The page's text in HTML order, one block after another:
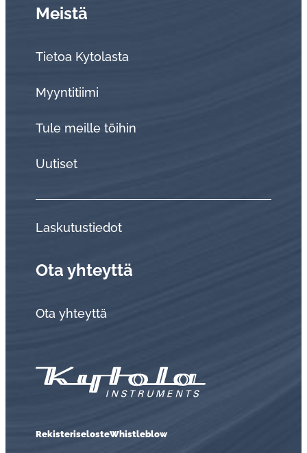
Meistä
Tietoa Kytolasta
Myyntitiimi
Tule meille töihin
Uutiset
Laskutustiedot
Ota yhteyttä
Ota yhteyttä
RekisteriselosteWhistleblow